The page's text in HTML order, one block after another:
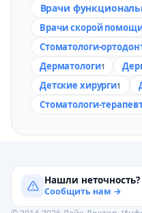
Врачи
Врачи скорой
Стоматологи-
Дерматологи1
Детские хирурги1
Стоматологи-
Нашли неточность?
Сообщить нам →